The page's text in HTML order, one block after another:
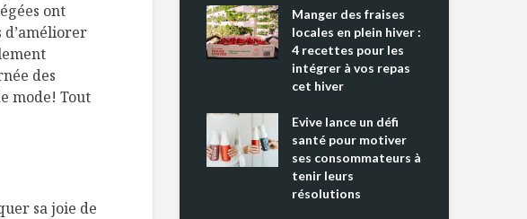
ont
d’améliorer
des
mode! Tout
sa joie de
tendance mondiale
vitamine D
Manger des fraises
locales en plein hiver :
4 recettes pour les
intégrer à vos repas
cet hiver
Evive lance un défi
santé pour motiver
ses consommateurs à
tenir leurs
résolutions